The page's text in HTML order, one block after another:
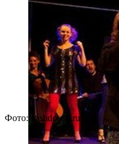
Фото: vashdosug.ru